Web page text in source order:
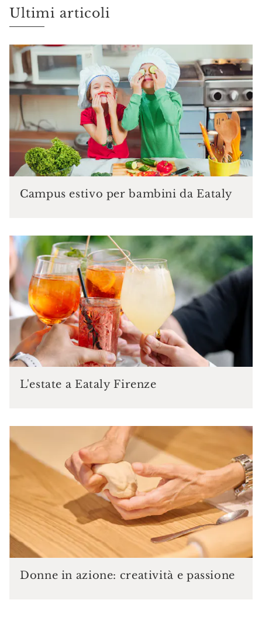
Ultimi articoli
Campus estivo per bambini da Eataly
L'estate a Eataly Firenze
Donne in azione: creatività e passione